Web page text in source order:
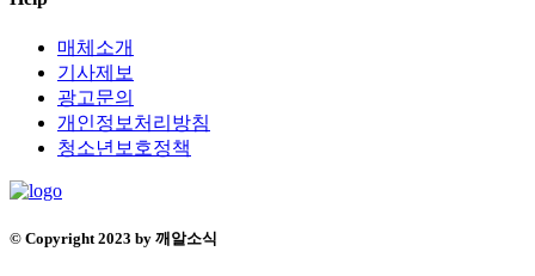
매체소개
기사제보
광고문의
개인정보처리방침
청소년보호정책
© Copyright 2023 by 깨알소식